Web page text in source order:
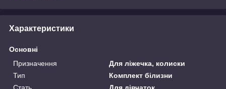
Характеристики
Основні
Призначення
Для ліжечка, колиски
Тип
Комплект білизни
Стать
Для дівчаток